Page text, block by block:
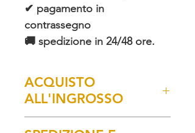
✔ pagamento in
contrassegno
🚚 spedizione in 24/48 ore.
ACQUISTO
ALL'INGROSSO